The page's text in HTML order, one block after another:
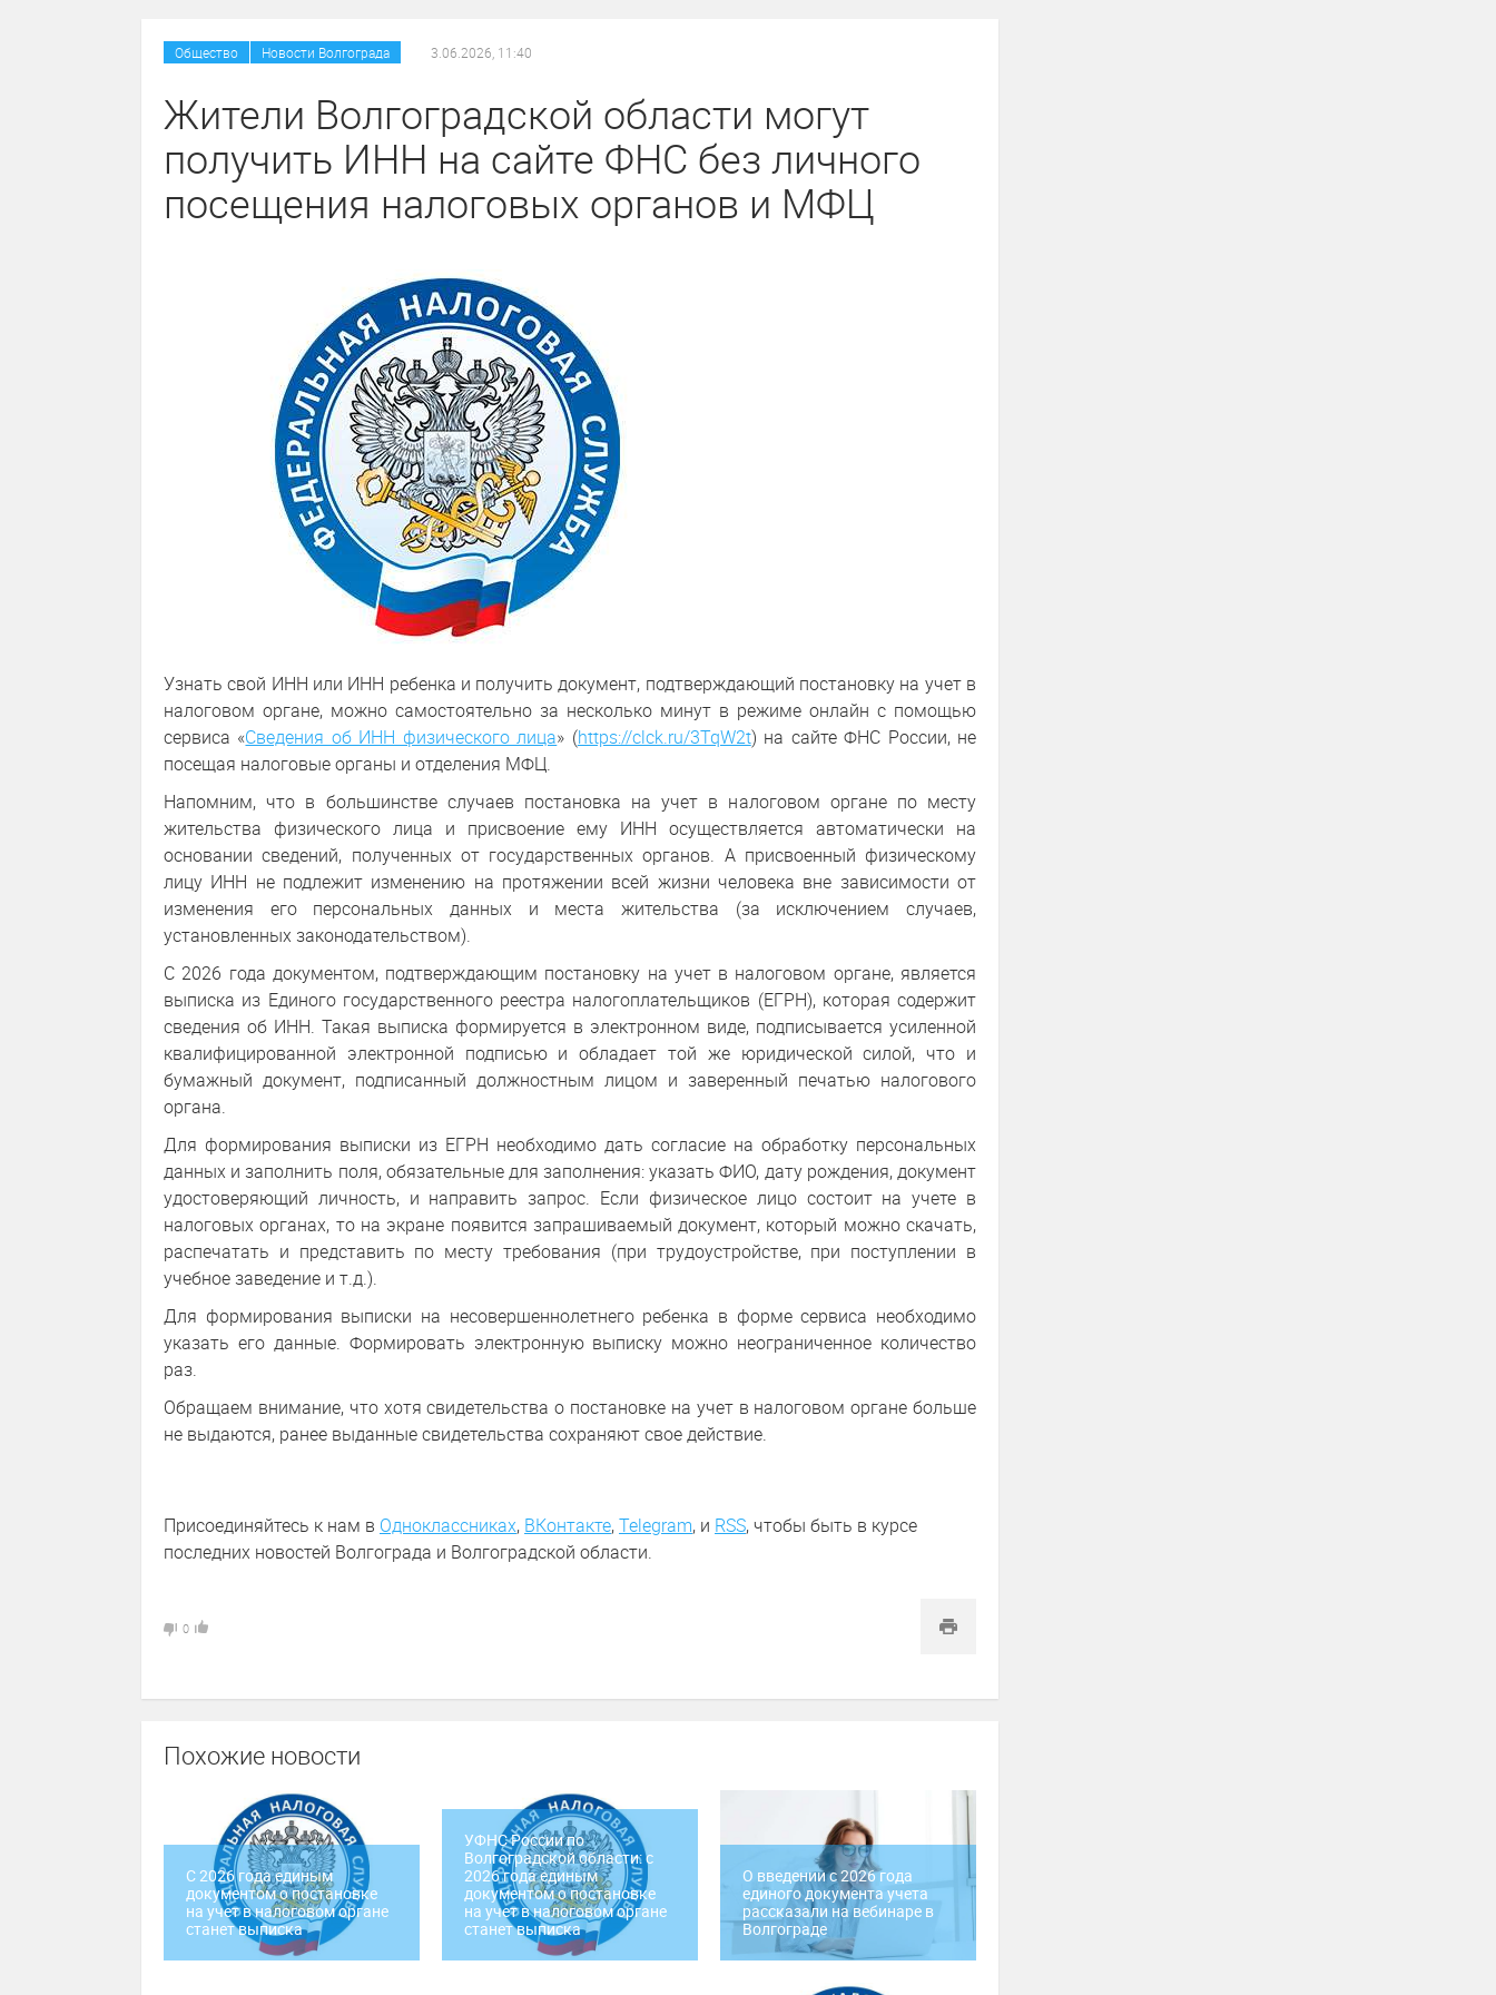
Общество Новости Волгограда 3.06.2026, 11:40
Жители Волгоградской области могут
получить ИНН на сайте ФНС без личного
посещения налоговых органов и МФЦ
Узнать свой ИНН или ИНН ребенка и получить документ, подтверждающий постановку на учет в
налоговом органе, можно самостоятельно за несколько минут в режиме онлайн с помощью
сервиса «Сведения об ИНН физического лица» (https://clck.ru/3TqW2t) на сайте ФНС России, не
посещая налоговые органы и отделения МФЦ.
Напомним, что в большинстве случаев постановка на учет в налоговом органе по месту
жительства физического лица и присвоение ему ИНН осуществляется автоматически на
основании сведений, полученных от государственных органов. А присвоенный физическому
лицу ИНН не подлежит изменению на протяжении всей жизни человека вне зависимости от
изменения его персональных данных и места жительства (за исключением случаев,
установленных законодательством).
С 2026 года документом, подтверждающим постановку на учет в налоговом органе, является
выписка из Единого государственного реестра налогоплательщиков (ЕГРН), которая содержит
сведения об ИНН. Такая выписка формируется в электронном виде, подписывается усиленной
квалифицированной электронной подписью и обладает той же юридической силой, что и
бумажный документ, подписанный должностным лицом и заверенный печатью налогового
органа.
Для формирования выписки из ЕГРН необходимо дать согласие на обработку персональных
данных и заполнить поля, обязательные для заполнения: указать ФИО, дату рождения, документ
удостоверяющий личность, и направить запрос. Если физическое лицо состоит на учете в
налоговых органах, то на экране появится запрашиваемый документ, который можно скачать,
распечатать и представить по месту требования (при трудоустройстве, при поступлении в
учебное заведение и т.д.).
Для формирования выписки на несовершеннолетнего ребенка в форме сервиса необходимо
указать его данные. Формировать электронную выписку можно неограниченное количество
раз.
Обращаем внимание, что хотя свидетельства о постановке на учет в налоговом органе больше
не выдаются, ранее выданные свидетельства сохраняют свое действие.
Присоединяйтесь к нам в Одноклассниках, ВКонтакте,Telegram, и RSS, чтобы быть в курсе
последних новостей Волгограда и Волгоградской области.
0
Похожие новости
С 2026 года единым
документом о постановке
на учет в налоговом органе
станет выписка
УФНС России по
Волгоградской области: c
2026 года единым
документом о постановке
на учет в налоговом органе
станет выписка
О введении c 2026 года
единого документа учета
рассказали на вебинаре в
Волгограде